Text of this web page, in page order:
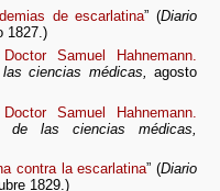
de escarlatina” (Diario
1827.)
Samuel Hahnemann.
ciencias médicas, agosto
Samuel Hahnemann.
de las ciencias médicas,
contra la escarlatina” (Diario
1829.)